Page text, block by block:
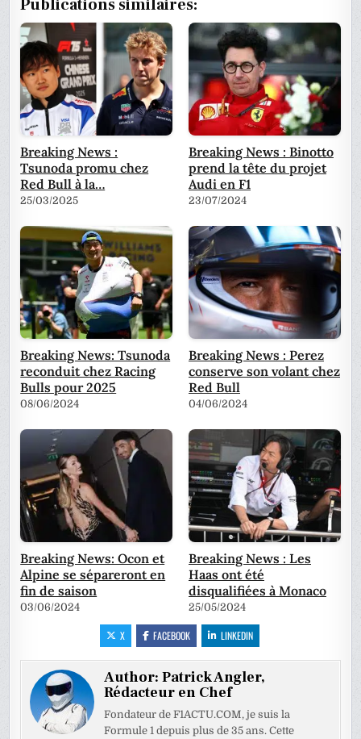
Publications similaires:
Breaking News :
Tsunoda promu chez
Red Bull à la…
25/03/2025
Breaking News : Binotto
prend la tête du projet
Audi en F1
23/07/2024
Breaking News: Tsunoda
reconduit chez Racing
Bulls pour 2025
08/06/2024
Breaking News : Perez
conserve son volant chez
Red Bull
04/06/2024
Breaking News: Ocon et
Alpine se sépareront en
fin de saison
03/06/2024
Breaking News : Les
Haas ont été
disqualifiées à Monaco
25/05/2024
X FACEBOOK LINKEDIN
Author:Patrick Angler,
Rédacteur en Chef
Fondateur de F1ACTU.COM, je suis la
Formule 1 depuis plus de 35 ans. Cette